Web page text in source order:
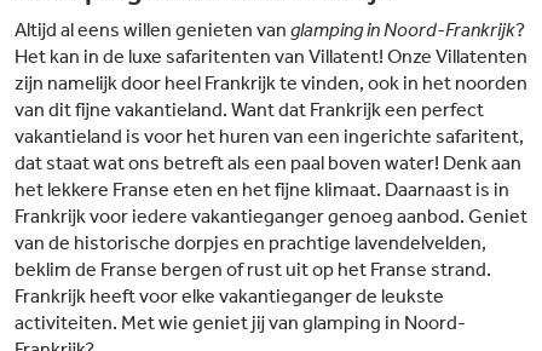
Altijd al eens willen genieten van glamping in Noord-Frankrijk?
Het kan in de luxe safaritenten van Villatent! Onze Villatenten
zijn namelijk door heel Frankrijk te vinden, ook in het noorden
van dit fijne vakantieland. Want dat Frankrijk een perfect
vakantieland is voor het huren van een ingerichte safaritent,
dat staat wat ons betreft als een paal boven water! Denk aan
het lekkere Franse eten en het fijne klimaat. Daarnaast is in
Frankrijk voor iedere vakantieganger genoeg aanbod. Geniet
van de historische dorpjes en prachtige lavendelvelden,
beklim de Franse bergen of rust uit op het Franse strand.
Frankrijk heeft voor elke vakantieganger de leukste
activiteiten. Met wie geniet jij van glamping in Noord-